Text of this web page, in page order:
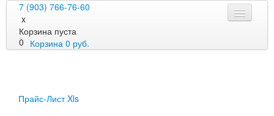
7 (903) 766-76-60
x
Корзина пуста
0 Корзина 0 руб.
Перезарядка ОП
Прайс-Лист Xls